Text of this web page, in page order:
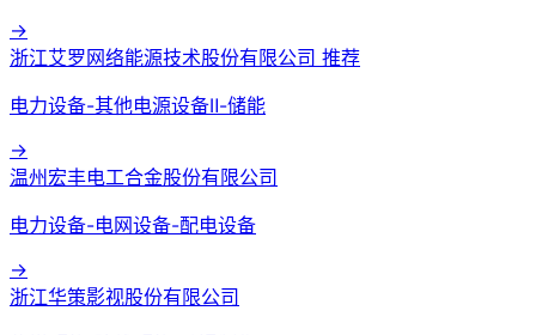
总体来说，浙江省以其繁荣的经济、丰富的旅游资源、悠久的历史文化
和优美的自然景观获得了广泛的赞誉。
→
浙江艾罗网络能源技术股份有限公司 推荐
电力设备-其他电源设备Ⅱ-储能
→
温州宏丰电工合金股份有限公司
电力设备-电网设备-配电设备
→
浙江华策影视股份有限公司